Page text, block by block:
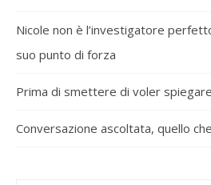
Nicole non è l’investigatore
suo punto di forza
Prima di smettere di voler
Conversazione ascoltata, quello